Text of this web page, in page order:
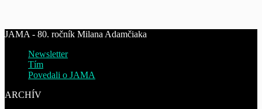
JAMA - 80. ročník Milana Adamčiaka
Newsletter
Tím
Povedali o JAMA
ARCHÍV